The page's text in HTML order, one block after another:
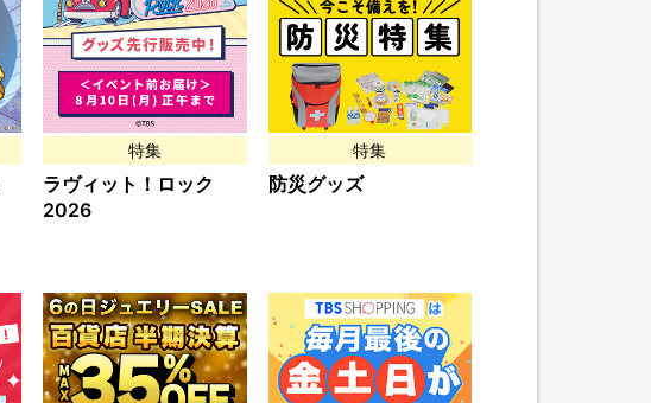
特集
ラヴィット！ロック
2026
特集
防災グッズ